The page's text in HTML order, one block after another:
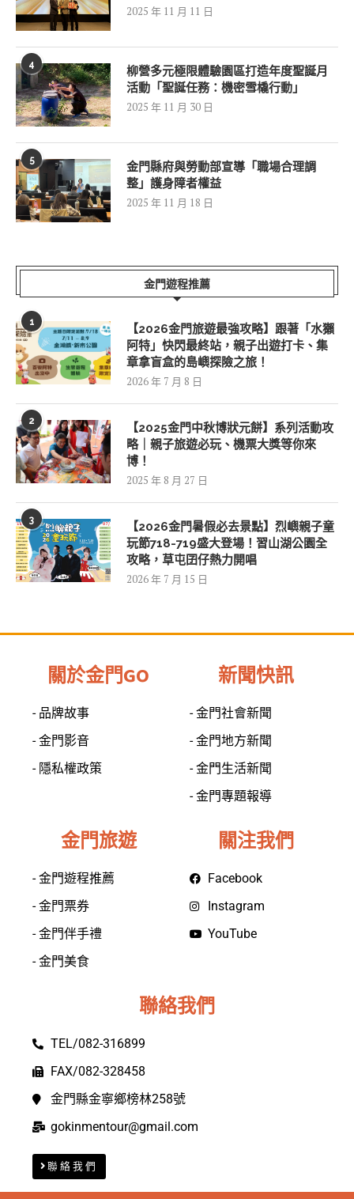
2025 年 11 月 11 日
4
柳營多元極限體驗園區打造年度聖誕月
活動「聖誕任務：機密雪橇行動」
2025 年 11 月 30 日
5
金門縣府與勞動部宣導「職場合理調
整」護身障者權益
2025 年 11 月 18 日
金門遊程推薦
1
【2026金門旅遊最強攻略】跟著「水獺
阿特」快閃最終站，親子出遊打卡、集
章拿盲盒的島嶼探險之旅！
2026 年 7 月 8 日
2
【2025金門中秋博狀元餅】系列活動攻
略｜親子旅遊必玩、機票大獎等你來
博！
2025 年 8 月 27 日
3
【2026金門暑假必去景點】烈嶼親子童
玩節718-719盛大登場！習山湖公園全
攻略，草屯囝仔熱力開唱
2026 年 7 月 15 日
關於金門GO
- 品牌故事
- 金門影音
- 隱私權政策
新聞快訊
- 金門社會新聞
- 金門地方新聞
- 金門生活新聞
- 金門專題報導
金門旅遊
- 金門遊程推薦
- 金門票券
- 金門伴手禮
- 金門美食
關注我們
Facebook
Instagram
YouTube
聯絡我們
TEL/082-316899
FAX/082-328458
金門縣金寧鄉榜林258號
gokinmentour@gmail.com
聯絡我們